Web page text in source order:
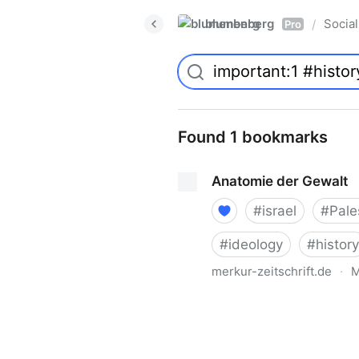
blumenberg Pro /
Found 1 bookmarks
Anatomie der Gewalt
#israel #
#ideology #history
merkur-zeitschrift.de ·